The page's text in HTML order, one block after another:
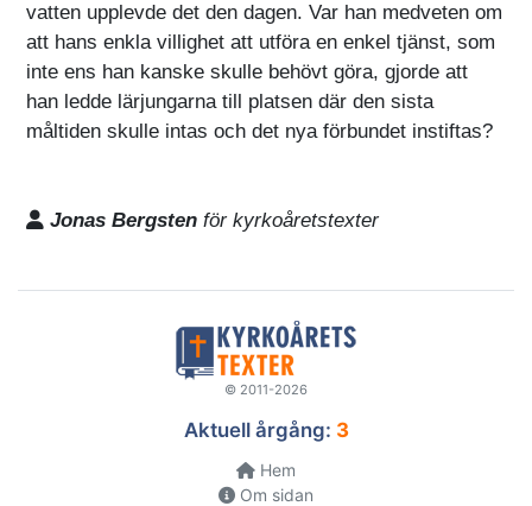
vatten upplevde det den dagen. Var han medveten om
att hans enkla villighet att utföra en enkel tjänst, som
inte ens han kanske skulle behövt göra, gjorde att
han ledde lärjungarna till platsen där den sista
måltiden skulle intas och det nya förbundet instiftas?
Jonas Bergsten för kyrkoåretstexter
© 2011-2026
Aktuell årgång: 3
Hem
Om sidan